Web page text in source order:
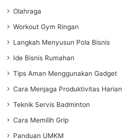
Olahraga
Workout Gym Ringan
Langkah Menyusun Pola Bisnis
Ide Bisnis Rumahan
Tips Aman Menggunakan Gadget
Cara Menjaga Produktivitas Harian
Teknik Servis Badminton
Cara Memilih Grip
Panduan UMKM